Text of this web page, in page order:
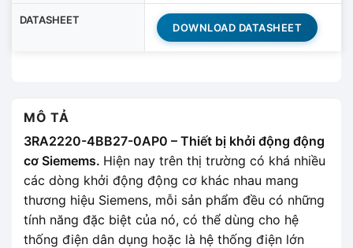
DATASHEET
DOWNLOAD DATASHEET
MÔ TẢ
3RA2220-4BB27-0AP0 – Thiết bị khởi động động
cơ Siemems. Hiện nay trên thị trường có khá nhiều
các dòng khởi động động cơ khác nhau mang
thương hiệu Siemens, mỗi sản phẩm đều có những
tính năng đặc biệt của nó, có thể dùng cho hệ
thống điện dân dụng hoặc là hệ thống điện lớn